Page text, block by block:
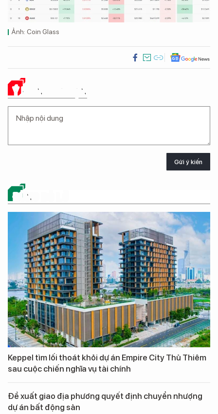
Ảnh: Coin Glass
Ý KIẾN CỦA BẠN
Gửi ý kiến
ĐỪNG BỎ LỠ
Keppel tìm lối thoát khỏi dự án Empire City Thủ Thiêm
sau cuộc chiến nghĩa vụ tài chính
Đề xuất giao địa phương quyết định chuyển nhượng
dự án bất động sản